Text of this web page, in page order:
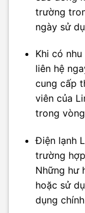
trường
ngày sử
Khi có
liên hệ
cung cấp
viên của
trong
Điện lạnh
trường
Những hư
hoặc sử
dụng